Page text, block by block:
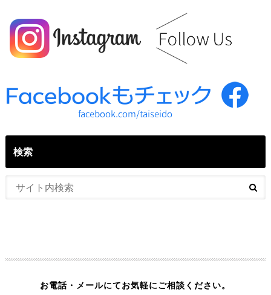
検索
お電話・メールにてお気軽にご相談ください。